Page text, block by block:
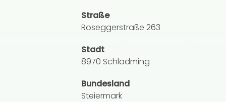
Straße
Roseggerstraße 263
Stadt
8970 Schladming
Bundesland
Steiermark